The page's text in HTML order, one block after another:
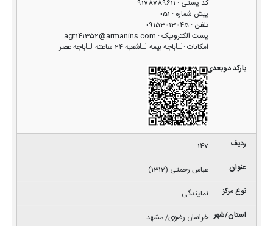
کد پستی :
9178789611
پیش شماره :
051
تلفن :
09153013045
پست الکترونیک:
agt141352@armanins.com
امکانات: باجه بیمه شعبه 24 ساعته باجه عصر
147
عباس رحمتی (1312)
نمایندگی
خراسان رضوی/ مشهد